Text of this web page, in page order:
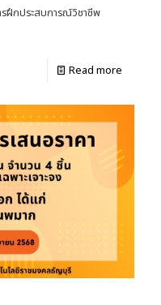
ฝึกประสบการณ์วิชาชีพ
Read more